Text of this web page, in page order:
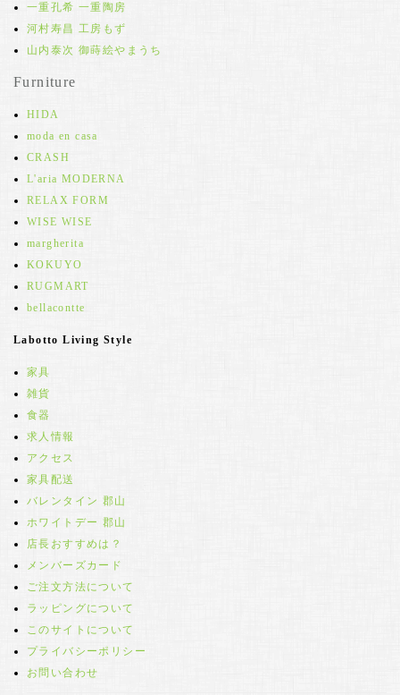
一重孔希 一重陶房
河村寿昌 工房もず
山内泰次 御蒔絵やまうち
Furniture
HIDA
moda en casa
CRASH
L'aria MODERNA
RELAX FORM
WISE WISE
margherita
KOKUYO
RUGMART
bellacontte
Labotto Living Style
家具
雑貨
食器
求人情報
アクセス
家具配送
バレンタイン 郡山
ホワイトデー 郡山
店長おすすめは？
メンバーズカード
ご注文方法について
ラッピングについて
このサイトについて
プライバシーポリシー
お問い合わせ